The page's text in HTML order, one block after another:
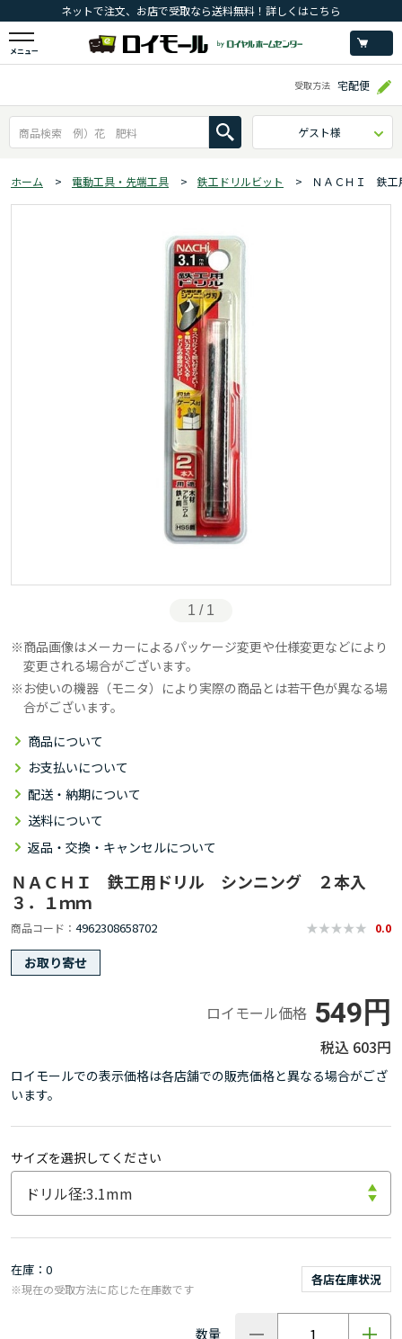
ネットで注文、お店で受取なら送料無料！詳しくはこちら
メニュー
受取方法 宅配便
ゲスト様
ホーム > 電動工具・先端工具 > 鉄工ドリルビット > ＮＡＣＨＩ 鉄
1 / 1
商品画像はメーカーによるパッケージ変更や仕様変更などにより
変更される場合がございます。
お使いの機器（モニタ）により実際の商品とは若干色が異なる場
合がございます。
商品について
お支払いについて
配送・納期について
送料について
返品・交換・キャンセルについて
ＮＡＣＨＩ 鉄工用ドリル シンニング ２本入
３．１ｍｍ
商品コード 4962308658702 0.0
お取り寄せ
ロイモール価格 549円
603円
ロイモールでの表示価格は各店舗での販売価格と異なる場合がござ
います。
サイズを選択してください
在庫 0
各店在庫状況
※現在の受取方法に応じた在庫数です
数量